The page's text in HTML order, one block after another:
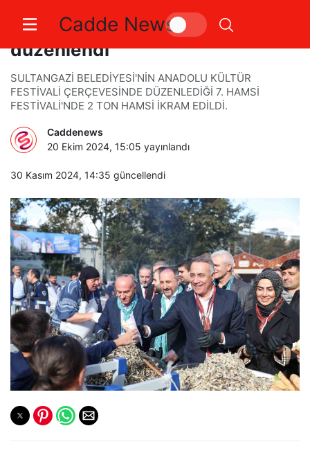
Cadde News
Sultangazi’de 7. Hamsi Festivali
düzenlendi
SULTANGAZİ BELEDİYESİ'NİN ANADOLU KÜLTÜR
FESTİVALİ ÇERÇEVESİNDE DÜZENLEDİĞİ 7. HAMSİ
FESTİVALİ'NDE 2 TON HAMSİ İKRAM EDİLDİ.
Caddenews
20 Ekim 2024, 15:05 yayınlandı
30 Kasım 2024, 14:35 güncellendi